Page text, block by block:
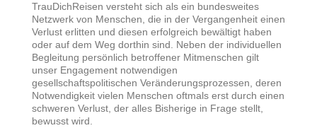
TrauDichReisen versteht sich als ein bundesweites
Netzwerk von Menschen, die in der Vergangenheit einen
Verlust erlitten und diesen erfolgreich bewältigt haben
oder auf dem Weg dorthin sind. Neben der individuellen
Begleitung persönlich betroffener Mitmenschen gilt
unser Engagement notwendigen
gesellschaftspolitischen Veränderungsprozessen, deren
Notwendigkeit vielen Menschen oftmals erst durch einen
schweren Verlust, der alles Bisherige in Frage stellt,
bewusst wird.